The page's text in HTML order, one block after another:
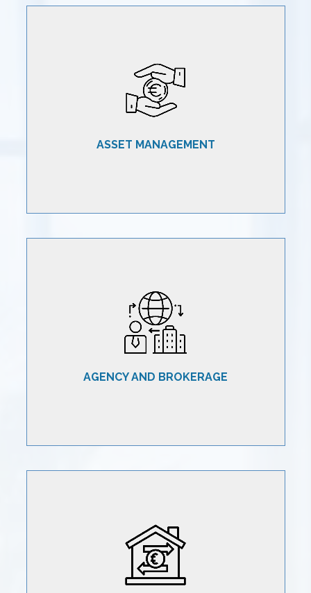
ASSET MANAGEMENT
Offriamo servizi immobiliari integrati ad elevato
contenuto professionale e tecnologico, volti ad
ottimizzare i risultati dell’intero ciclo di vita per
AGENCY AND BROKERAGE
Offriamo servizi di consulenza personalizzata per la
compravendita di immobili e portafogli immobiliari,
grazie alla nostra conoscenza del territorio e alla
rete di professionisti del settore.
SCOPRI DI PIÙ
Valorizziamo asset e portafogli immobiliari offrendo
un servizio end-to-end di gestione affitti a breve e
medio termine per clienti privati e istituzionali.